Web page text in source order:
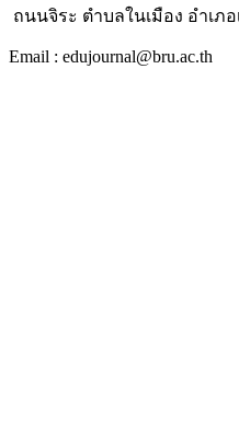
ถนนจิระ ตำบลในเมือง อำเภ
Email : edujournal@bru.ac.th